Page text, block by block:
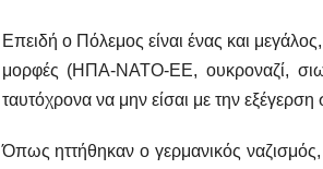
Επειδή ο Πόλεμος είναι ένας και
μορφές (ΗΠΑ-ΝΑΤΟ-ΕΕ, ουκροναζί,
ταυτόχρονα να μην είσαι με την
Όπως ηττήθηκαν ο γερμανικός ναζισμός,